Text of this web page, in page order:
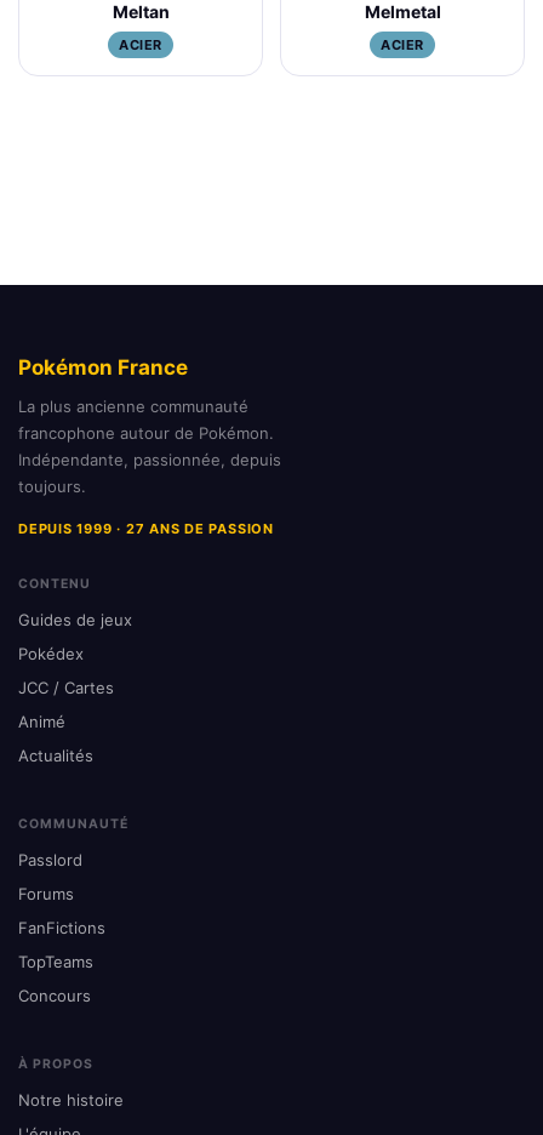
Meltan
ACIER
Melmetal
ACIER
Pokémon France
La plus ancienne communauté
francophone autour de Pokémon.
Indépendante, passionnée, depuis
toujours.
DEPUIS 1999 · 27 ANS DE PASSION
CONTENU
Guides de jeux
Pokédex
JCC / Cartes
Animé
Actualités
COMMUNAUTÉ
Passlord
Forums
FanFictions
TopTeams
Concours
À PROPOS
Notre histoire